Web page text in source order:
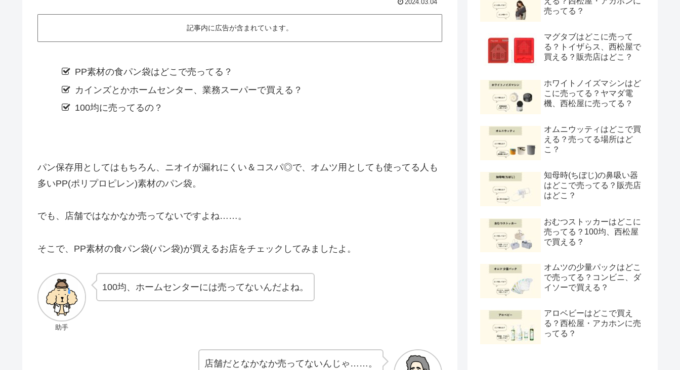
2024.03.04
記事内に広告が含まれています。
PP素材の食パン袋はどこで売ってる？
カインズとかホームセンター、業務スーパーで買える？
100均に売ってるの？
パン保存用としてはもちろん、ニオイが漏れにくい＆コスパ◎で、オムツ用としても使ってる人も
多いPP(ポリプロピレン)素材のパン袋。
でも、店舗ではなかなか売ってないですよね……。
そこで、PP素材の食パン袋(パン袋)が買えるお店をチェックしてみましたよ。
助手
100均、ホームセンターには売ってないんだよね。
店舗だとなかなか売ってないんじゃ……。
売ってる？
マグタブはどこに売って
る？トイザらス、西松屋で
買える？販売店はどこ？
ホワイトノイズマシンはど
こに売ってる？ヤマダ電
機、西松屋に売ってる？
オムニウッティはどこで買
える？売ってる場所はど
こ？
知母時(ちぼじ)の鼻吸い器
はどこで売ってる？販売店
はどこ？
おむつストッカーはどこに
売ってる？100均、西松屋
で買える？
オムツの少量パックはどこ
で売ってる？コンビニ、ダ
イソーで買える？
アロベビーはどこで買え
る？西松屋・アカホンに売
ってる？